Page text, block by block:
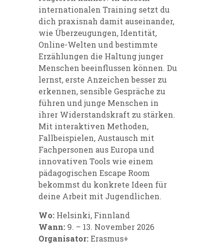
internationalen Training setzt du
dich praxisnah damit auseinander,
wie Überzeugungen, Identität,
Online-Welten und bestimmte
Erzählungen die Haltung junger
Menschen beeinflussen können. Du
lernst, erste Anzeichen besser zu
erkennen, sensible Gespräche zu
führen und junge Menschen in
ihrer Widerstandskraft zu stärken.
Mit interaktiven Methoden,
Fallbeispielen, Austausch mit
Fachpersonen aus Europa und
innovativen Tools wie einem
pädagogischen Escape Room
bekommst du konkrete Ideen für
deine Arbeit mit Jugendlichen.
Wo: Helsinki, Finnland
Wann: 9. – 13. November 2026
Organisator:Erasmus+